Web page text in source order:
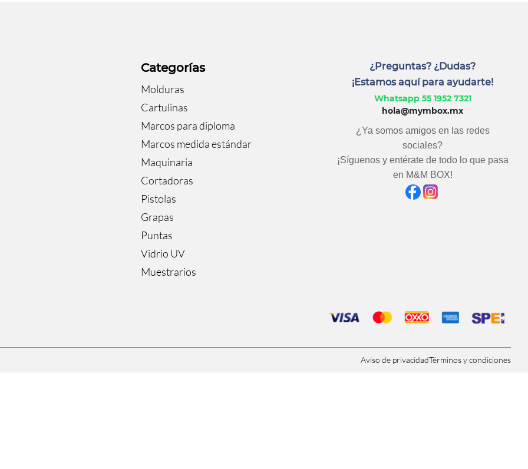
Categorías
Molduras
Cartulinas
Marcos para diploma
Marcos medida estándar
Maquinaria
Cortadoras
Pistolas
Grapas
Puntas
Vidrio UV
Muestrarios
¿Preguntas? ¿Dudas?
¡Estamos aquí para ayudarte!
Whatsapp 55 1952 7321
hola@mymbox.mx
¿Ya somos amigos en las redes
sociales?
¡Síguenos y entérate de todo lo que pasa
en M&M BOX!
Aviso de privacidadTérminos y condiciones